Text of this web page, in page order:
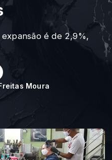
é de 2,9%,
Moura